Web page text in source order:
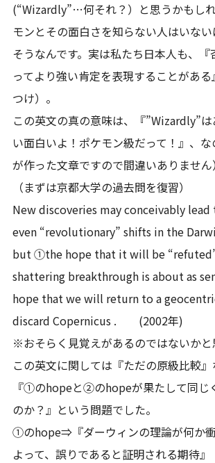
(“Wizardly”…何それ？）と思うかもし
モンとその面白さを知らない人はいない
そうなんです。実は私たち日本人も、
ってより強い肯定を表現することがあ
つけ）。
この英文の真の意味は、『”Wizardly”
い面白いよ！ポケモン級だって！』、
が作った文章ですので間違いありません
（まずは京都大学の過去問を復習）
New discoveries may conceivably
even “revolutionary” shifts in the
but ①the hope that it will be
shattering breakthrough is about as
hope that we will return to a
discard Copernicus . (2002年)
※おそらく見覚えがあるのではないかと
この英文に関しては『ただの原級比較』
『①のhopeと②のhopeが果たして同じ
のか？』という問題でした。
①のhope⇒『ダーウィンの理論が何か
よって、誤りであると証明される期待』